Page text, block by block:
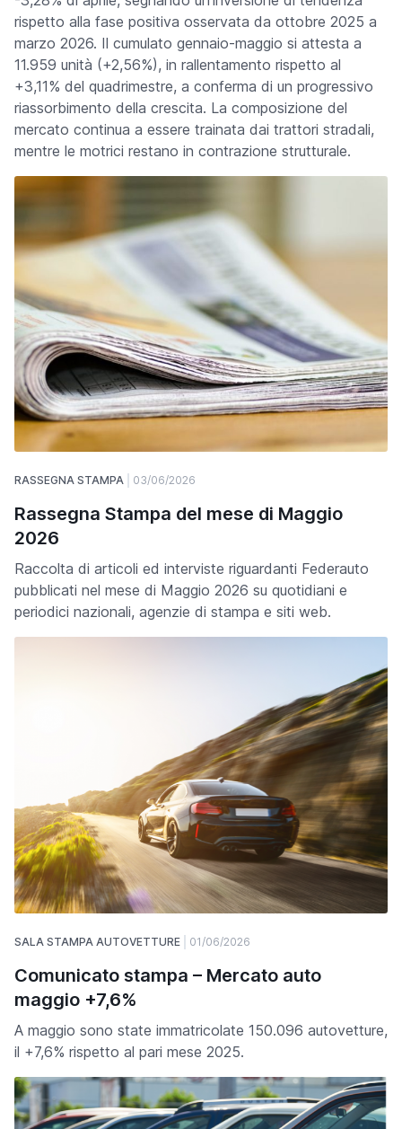
rispetto alla fase positiva osservata da ottobre 2025 a
marzo 2026. Il cumulato gennaio-maggio si attesta a
11.959 unità (+2,56%), in rallentamento rispetto al
+3,11% del quadrimestre, a conferma di un progressivo
riassorbimento della crescita. La composizione del
mercato continua a essere trainata dai trattori stradali,
mentre le motrici restano in contrazione strutturale.
RASSEGNA STAMPA 03/06/2026
Rassegna Stampa del mese di Maggio
2026
Raccolta di articoli ed interviste riguardanti Federauto
pubblicati nel mese di Maggio 2026 su quotidiani e
periodici nazionali, agenzie di stampa e siti web.
SALA STAMPA AUTOVETTURE 01/06/2026
Comunicato stampa – Mercato auto
maggio +7,6%
A maggio sono state immatricolate 150.096 autovetture,
il +7,6% rispetto al pari mese 2025.